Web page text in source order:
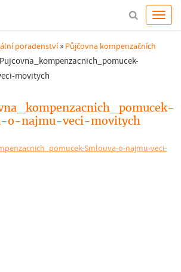
poradenství» Půjčovna kompenzačních
movitych
o-najmu-veci-movitych
Smlouva-o-najmu-veci-